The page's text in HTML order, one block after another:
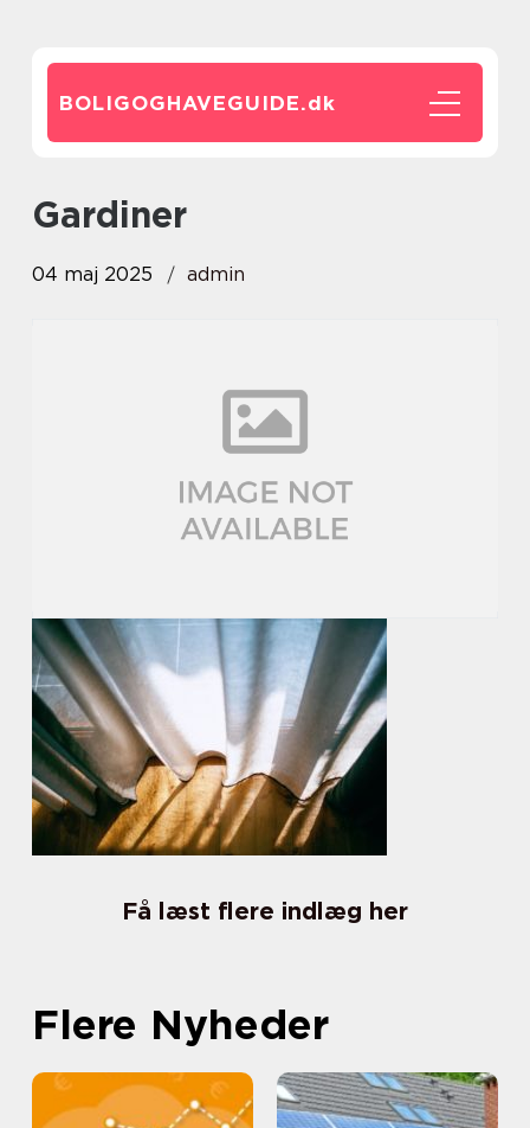
BOLIGOGHAVEGUIDE.dk
gardiner
04 maj 2025 admin
Få læst flere indlæg her
Flere Nyheder